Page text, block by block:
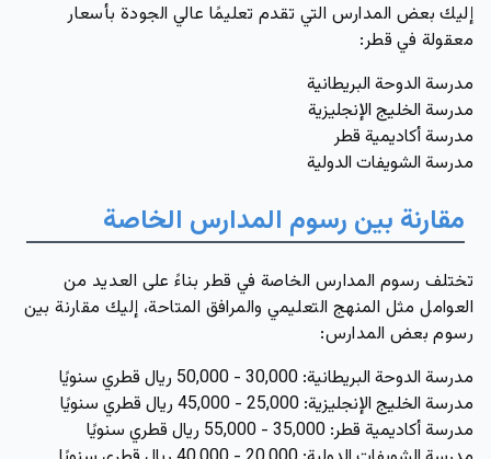
إليك بعض المدارس التي تقدم تعليمًا عالي الجودة بأسعار
معقولة في قطر:
مدرسة الدوحة البريطانية
مدرسة الخليج الإنجليزية
مدرسة أكاديمية قطر
مدرسة الشويفات الدولية
مقارنة بين رسوم المدارس الخاصة
تختلف رسوم المدارس الخاصة في قطر بناءً على العديد من
العوامل مثل المنهج التعليمي والمرافق المتاحة، إليك مقارنة بين
رسوم بعض المدارس:
مدرسة الدوحة البريطانية: 30,000 - 50,000 ريال قطري سنويًا
مدرسة الخليج الإنجليزية: 25,000 - 45,000 ريال قطري سنويًا
مدرسة أكاديمية قطر: 35,000 - 55,000 ريال قطري سنويًا